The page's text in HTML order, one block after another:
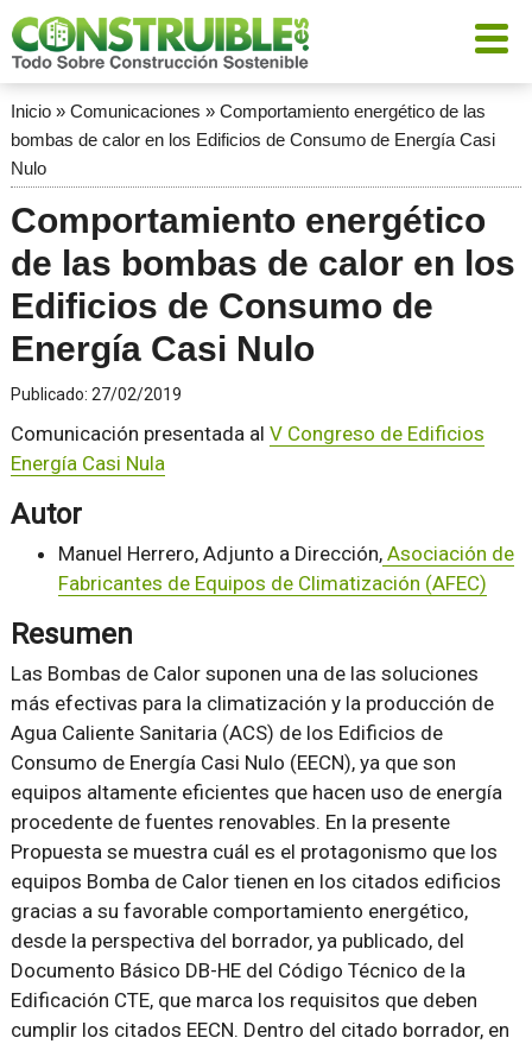
Inicio» Comunicaciones » Comportamiento energético de las
bombas de calor en los Edificios de Consumo de Energía Casi
Nulo
Comportamiento energético
de las bombas de calor en los
Edificios de Consumo de
Energía Casi Nulo
Publicado: 27/02/2019
Comunicación presentada al V Congreso de Edificios
Energía Casi Nula
Autor
Manuel Herrero, Adjunto a Dirección,Asociación de
Fabricantes de Equipos de Climatización (AFEC)
Resumen
Las Bombas de Calor suponen una de las soluciones
más efectivas para la climatización y la producción de
Agua Caliente Sanitaria (ACS) de los Edificios de
Consumo de Energía Casi Nulo (EECN), ya que son
equipos altamente eficientes que hacen uso de energía
procedente de fuentes renovables. En la presente
Propuesta se muestra cuál es el protagonismo que los
equipos Bomba de Calor tienen en los citados edificios
gracias a su favorable comportamiento energético,
desde la perspectiva del borrador, ya publicado, del
Documento Básico DB-HE del Código Técnico de la
Edificación CTE, que marca los requisitos que deben
cumplir los citados EECN. Dentro del citado borrador, en